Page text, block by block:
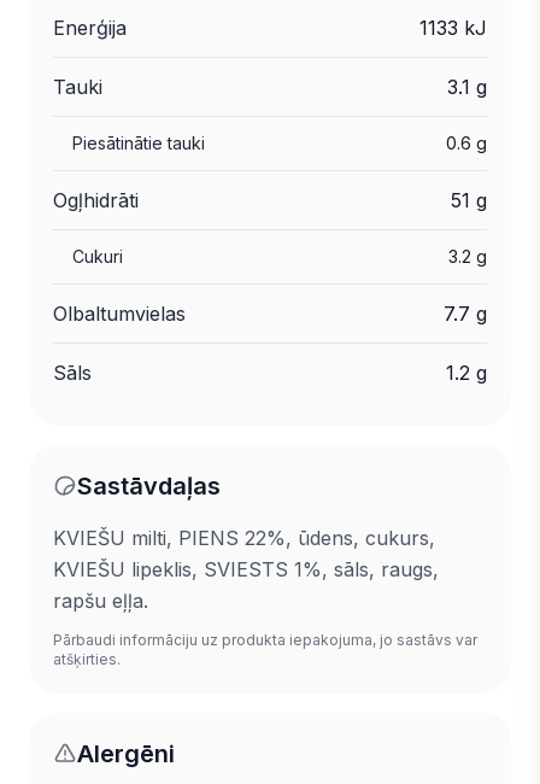
Enerģija 1133 kJ
Tauki 3.1 g
Piesātinātie tauki 0.6 g
Ogļhidrāti 51 g
Cukuri 3.2 g
Olbaltumvielas 7.7 g
Sāls 1.2 g
Sastāvdaļas
KVIEŠU milti, PIENS 22%, ūdens, cukurs,
KVIEŠU lipeklis, SVIESTS 1%, sāls, raugs,
rapšu eļļa.
Pārbaudi informāciju uz produkta iepakojuma, jo sastāvs var
atšķirties.
Alergēni